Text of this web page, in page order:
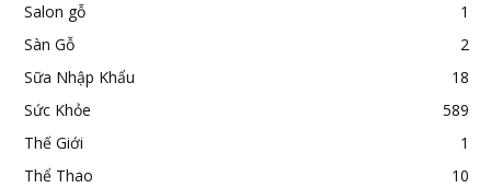
Salon gỗ
1
Sàn Gỗ
2
Sữa Nhập Khẩu
18
Sức Khỏe
589
Thế Giới
1
Thể Thao
10